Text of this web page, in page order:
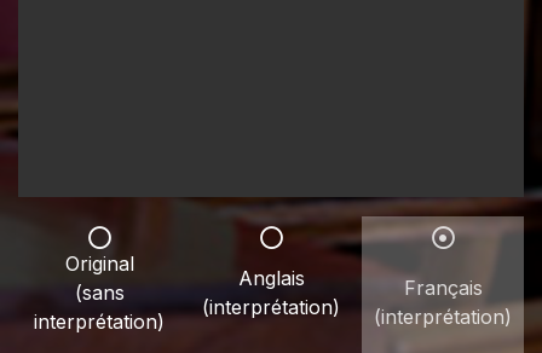
Original
(sans
interprétation)
Anglais
(interprétation)
Français
(interprétation)